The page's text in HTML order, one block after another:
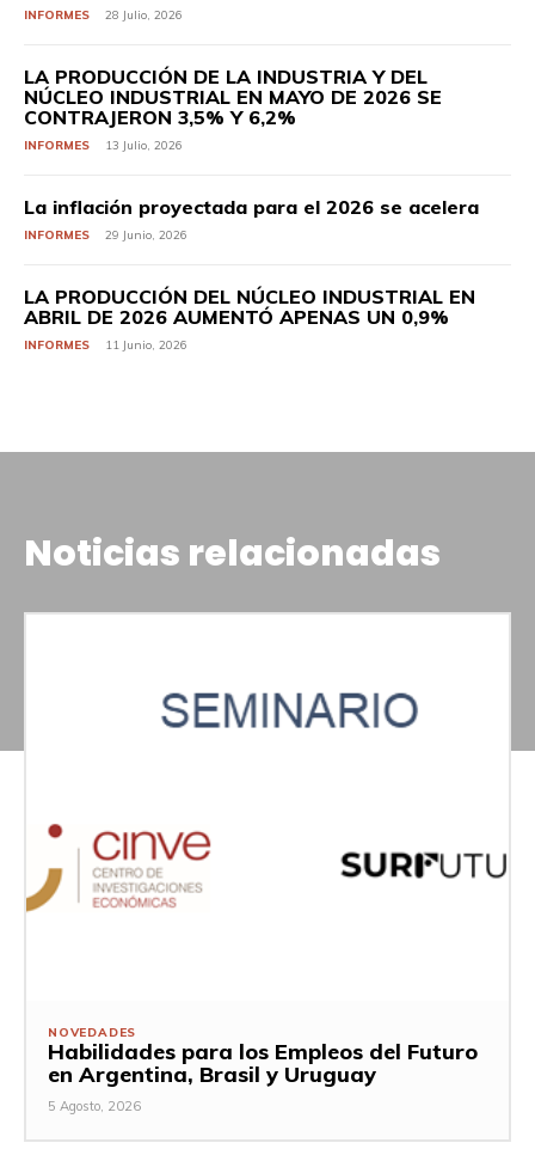
INFORMES 28 Julio, 2026
LA PRODUCCIÓN DE LA INDUSTRIA Y DEL
NÚCLEO INDUSTRIAL EN MAYO DE 2026 SE
CONTRAJERON 3,5% Y 6,2%
INFORMES 13 Julio, 2026
La inflación proyectada para el 2026 se acelera
INFORMES 29 Junio, 2026
LA PRODUCCIÓN DEL NÚCLEO INDUSTRIAL EN
ABRIL DE 2026 AUMENTÓ APENAS UN 0,9%
INFORMES 11 Junio, 2026
Noticias relacionadas
NOVEDADES
Habilidades para los Empleos del Futuro
en Argentina, Brasil y Uruguay
5 Agosto, 2026